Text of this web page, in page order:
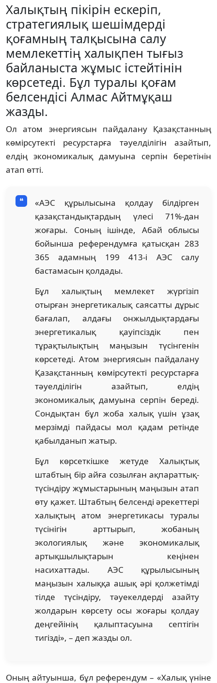
Халықтың пікірін ескеріп,
стратегиялық шешімдерді
қоғамның талқысына салу
мемлекеттің халықпен тығыз
байланыста жұмыс істейтінін
көрсетеді. Бұл туралы қоғам
белсендісі Алмас Айтмұқаш
жазды.
Ол атом энергиясын пайдалану Қазақстанның
көмірсутекті ресурстарға тәуелділігін азайтып,
елдің экономикалық дамуына серпін беретінін
атап өтті.
«АЭС құрылысына қолдау білдірген
қазақстандықтардың үлесі 71%-дан
жоғары. Соның ішінде, Абай облысы
бойынша референдумға қатысқан 283
365 адамның 199 413-і АЭС салу
бастамасын қолдады.
Бұл халықтың мемлекет жүргізіп
отырған энергетикалық саясатты дұрыс
бағалап, алдағы онжылдықтардағы
энергетикалық қауіпсіздік пен
тұрақтылықтың маңызын түсінгенін
көрсетеді. Атом энергиясын пайдалану
Қазақстанның көмірсутекті ресурстарға
тәуелділігін азайтып, елдің
экономикалық дамуына серпін береді.
Сондықтан бұл жоба халық үшін ұзақ
мерзімді пайдасы мол қадам ретінде
қабылданып жатыр.
Бұл көрсеткішке жетуде Халықтық
штабтың бір айға созылған ақпараттық-
түсіндіру жұмыстарының маңызын атап
өту қажет. Штабтың белсенді әрекеттері
халықтың атом энергетикасы туралы
түсінігін арттырып, жобаның
экологиялық және экономикалық
артықшылықтарын кеңінен
насихаттады. АЭС құрылысының
маңызын халыққа ашық әрі қолжетімді
тілде түсіндіру, тәуекелдерді азайту
жолдарын көрсету осы жоғары қолдау
деңгейінің қалыптасуына септігін
тигізді», – деп жазды ол.
Оның айтуынша, бұл референдум – «Халық үніне